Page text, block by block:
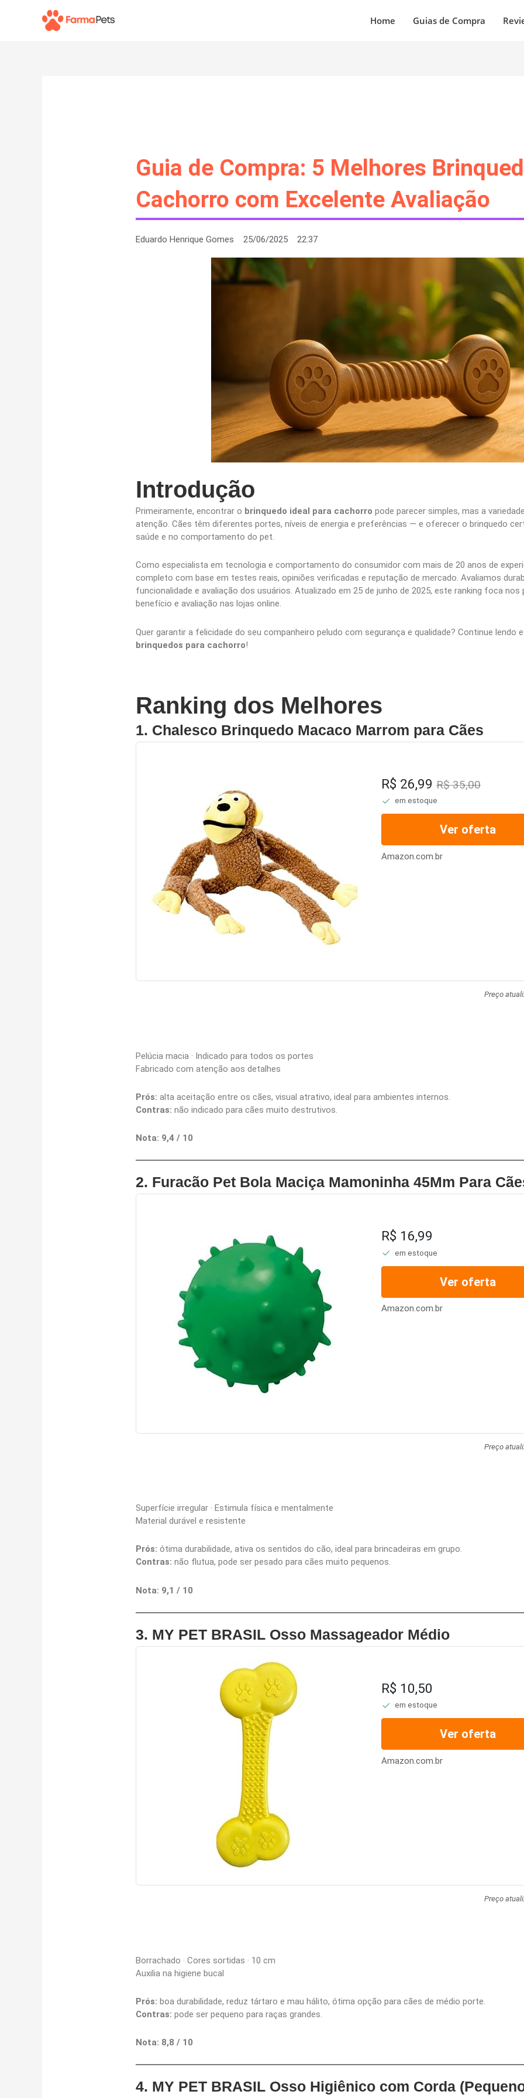
Home Guias de Compra
Guia de Compra: 5 Melhores
Cachorro com Excelente Avaliação
Eduardo Henrique Gomes 25/06/2025 22:37
Introdução
Primeiramente, encontrar o brinquedo ideal para cachorro pode parecer simples, mas a
atenção. Cães têm diferentes portes, níveis de energia e preferências — e oferecer o brinquedo
saúde e no comportamento do pet.
Como especialista em tecnologia e comportamento do consumidor com mais de 20 anos de
completo com base em testes reais, opiniões verificadas e reputação de mercado. Avaliamos
funcionalidade e avaliação dos usuários. Atualizado em 25 de junho de 2025, este ranking foca
benefício e avaliação nas lojas online.
Quer garantir a felicidade do seu companheiro peludo com segurança e qualidade? Continue lendo
brinquedos para cachorro!
Ranking dos Melhores
1. Chalesco Brinquedo Macaco Marrom para Cães
R$ 26,99 R$ 35,00
em estoque
Ver oferta
Amazon.com.br
Preço
Pelúcia macia · Indicado para todos os portes
Fabricado com atenção aos detalhes
Prós: alta aceitação entre os cães, visual atrativo, ideal para ambientes internos.
Contras: não indicado para cães muito destrutivos.
Nota: 9,4 / 10
2. Furacão Pet Bola Maciça Mamoninha 45Mm Para
R$ 16,99
em estoque
Ver oferta
Amazon.com.br
Preço
Superfície irregular · Estimula física e mentalmente
Material durável e resistente
Prós: ótima durabilidade, ativa os sentidos do cão, ideal para brincadeiras em grupo.
Contras: não flutua, pode ser pesado para cães muito pequenos.
Nota: 9,1 / 10
3. MY PET BRASIL Osso Massageador Médio
R$ 10,50
em estoque
Ver oferta
Amazon.com.br
Preço
Borrachado · Cores sortidas · 10 cm
Auxilia na higiene bucal
Prós: boa durabilidade, reduz tártaro e mau hálito, ótima opção para cães de médio porte.
Contras: pode ser pequeno para raças grandes.
Nota: 8,8 / 10
4. MY PET BRASIL Osso Higiênico com Corda